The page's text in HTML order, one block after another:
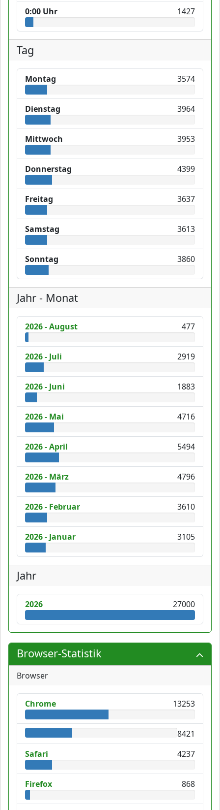
0:00 Uhr 1427
Tag
Montag 3574
Dienstag 3964
Mittwoch 3953
Donnerstag 4399
Freitag 3637
Samstag 3613
Sonntag 3860
Jahr - Monat
2026 - August 477
2026 - Juli 2919
2026 - Juni 1883
2026 - Mai 4716
2026 - April 5494
2026 - März 4796
2026 - Februar 3610
2026 - Januar 3105
Jahr
2026 27000
Browser-Statistik
Browser
Chrome 13253
8421
Safari
4237
Firefox 868